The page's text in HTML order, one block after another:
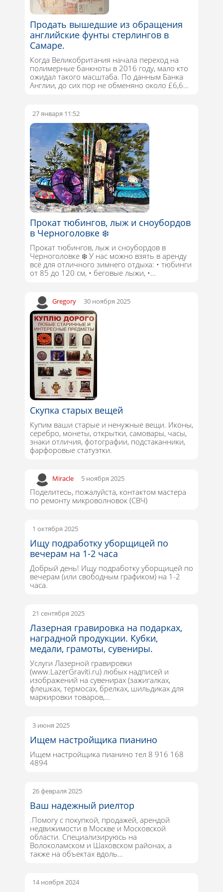
Продать вышедшие из обращения
английские фунты стерлингов в
Самаре.
Когда Великобритания начала переход на
полимерные банкноты в 2016 году, мало кто
ожидал такого масштаба. По данным Банка
Англии, до сих пор не обменяно около £6,6…
27 января 11:52
Прокат тюбингов, лыж и сноубордов
в Черноголовке ❄️
Прокат тюбингов, лыж и сноубордов в
Черноголовке ❄️ У нас можно взять в аренду
всё для отличного зимнего отдыха: • тюбинги
от 85 до 120 см, • беговые лыжи, •…
Gregory 30 ноября 2025
Скупка старых вещей
Купим ваши старые и ненужные вещи. Иконы,
серебро, монеты, открытки, самовары, часы,
знаки отличия, фотографии, подстаканники,
фарфоровые статуэтки.
Miracle 5 ноября 2025
Поделитесь, пожалуйста, контактом мастера
по ремонту микроволновок (СВЧ)
1 октября 2025
Ищу подработку уборщицей по
вечерам на 1-2 часа
Добрый день! Ищу подработку уборщицей по
вечерам (или свободным графиком) на 1-2
часа.
21 сентября 2025
Лазерная гравировка на подарках,
наградной продукции. Кубки,
медали, грамоты, сувениры.
Услуги Лазерной гравировки
(www.LazerGraviti.ru) любых надписей и
изображений на сувенирах (зажигалках,
флешках, термосах, брелках, шильдиках для
маркировки товаров,…
3 июня 2025
Ищем настройщика пианино
Ищем настройщика пианино тел 8 916 168
4894
26 февраля 2025
Ваш надежный риелтор
.Помогу с покупкой, продажей, арендой
недвижимости в Москве и Московской
области. Специализируюсь на
Волоколамском и Шаховском районах, а
также на объектах вдоль…
14 ноября 2024